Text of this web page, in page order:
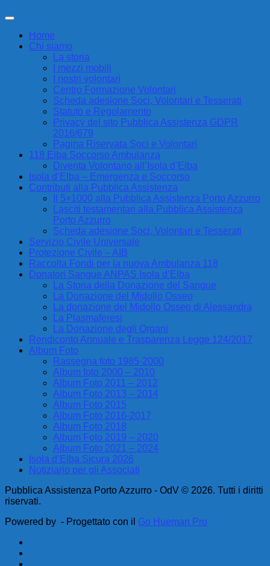
Home
Chi siamo
La storia
I mezzi mobili
I nostri volontari
Centro Formazione Volontari
Scheda adesione Soci, Volontari e Tesserati
Statuto e Regolamento
Privacy del sito Pubblica Assistenza GDPR
2016/679
Pagina Riservata Soci e Volontari
118 Elba Soccorso Ambulanza
Diventa Volontario all’Isola d’Elba
Isola d’Elba – Emergenza e Soccorso
Contributi alla Pubblica Assistenza
Il 5×1000 alla Pubblica Assistenza Porto Azzurro
Lasciti testamentari alla Pubblica Assistenza
Porto Azzurro
Scheda adesione Soci, Volontari e Tesserati
Servizio Civile Universale
Protezione Civile – AIB
Raccolta Fondi per la nuova Ambulanza 118
Donatori Sangue ANPAS Isola d’Elba
La Storia della Donazione del Sangue
La Donazione del Midollo Osseo
La donazione del Midollo Osseo di Alessandra
La Plasmaferesi
La Donazione degli Organi
Rendiconto Annuale e Trasparenza Legge 124/2017
Album Foto
Rassegna foto 1985-2000
Album foto 2000 – 2010
Album Foto 2011 – 2012
Album Foto 2013 – 2014
Album Foto 2015
Album Foto 2016-2017
Album Foto 2018
Album Foto 2019 – 2020
Album Foto 2021 – 2024
Isola d’Elba Sicura 2026
Notiziario per gli Associati
Pubblica Assistenza Porto Azzurro - OdV © 2026. Tutti i diritti
riservati.
Powered by - Progettato con il Go Hueman Pro